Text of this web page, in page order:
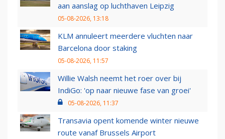
aan aanslag op luchthaven Leipzig
05-08-2026, 13:18
KLM annuleert meerdere vluchten naar
Barcelona door staking
05-08-2026, 11:57
Willie Walsh neemt het roer over bij
IndiGo: 'op naar nieuwe fase van groei'
05-08-2026, 11:37
Transavia opent komende winter nieuwe
route vanaf Brussels Airport